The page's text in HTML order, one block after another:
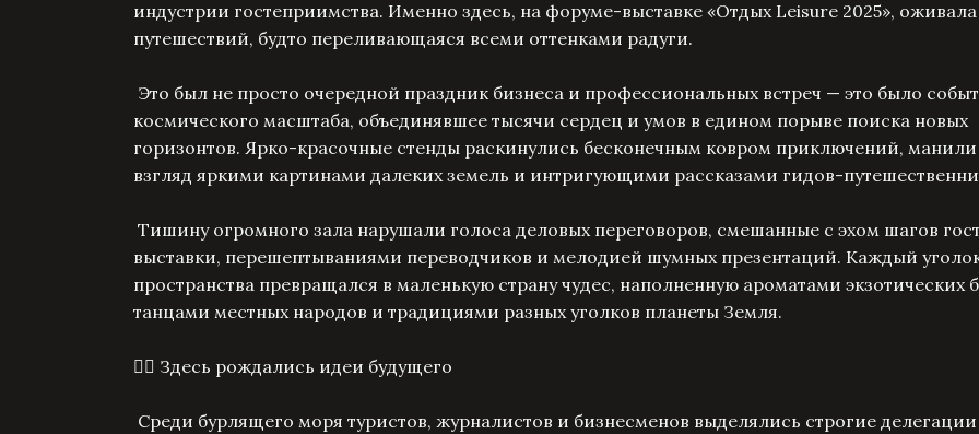
индустрии гостеприимства. Именно здесь, на форуме-выставке «Отдых Leisure 2025»,
путешествий, будто переливающаяся всеми оттенками радуги.
Это был не просто очередной праздник бизнеса и профессиональных встреч — это было
космического масштаба, объединявшее тысячи сердец и умов в едином порыве поиска новых
горизонтов. Ярко-красочные стенды раскинулись бесконечным ковром приключений, манили
взгляд яркими картинами далеких земель и интригующими рассказами гидов-
Тишину огромного зала нарушали голоса деловых переговоров, смешанные с эхом шагов
выставки, перешептываниями переводчиков и мелодией шумных презентаций. Каждый
пространства превращался в маленькую страну чудес, наполненную ароматами экзотических
танцами местных народов и традициями разных уголков планеты Земля.
🚴‍♂️ Здесь рождались идеи будущего
Среди бурлящего моря туристов, журналистов и бизнесменов выделялись строгие делегации